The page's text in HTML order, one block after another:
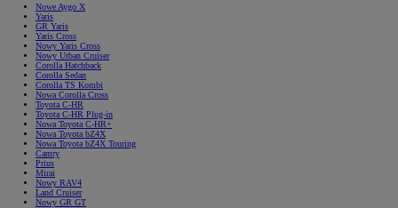
Nowe Aygo X
Yaris
GR Yaris
Yaris Cross
Nowy Yaris Cross
Nowy Urban Cruiser
Corolla Hatchback
Corolla Sedan
Corolla TS Kombi
Nowa Corolla Cross
Toyota C-HR
Toyota C-HR Plug-in
Nowa Toyota C-HR+
Nowa Toyota bZ4X
Nowa Toyota bZ4X Touring
Camry
Prius
Mirai
Nowy RAV4
Land Cruiser
Nowy GR GT